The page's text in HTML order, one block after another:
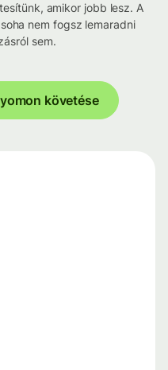
amikor jobb lesz. A
nem fogsz lemaradni
sem.
követése